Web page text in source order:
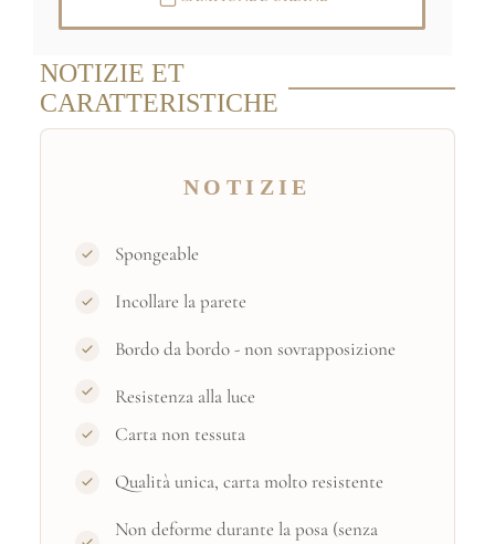
NOTIZIE ET
CARATTERISTICHE
NOTIZIE
Spongeable
Incollare la parete
Bordo da bordo - non sovrapposizione
Resistenza alla luce
Carta non tessuta
Qualità unica, carta molto resistente
Non deforme durante la posa (senza